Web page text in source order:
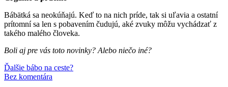
Bábätká sa neokúňajú. Keď to na nich príde, tak si uľavia a ostatní
prítomní sa len s pobavením čudujú, aké zvuky môžu vychádzať z
takého malého človeka.
Boli aj pre vás toto novinky? Alebo niečo iné?
bábätká
Post
navigation
Previous
Post:
Ďalšie bábo na ceste?
Next
Bez komentára